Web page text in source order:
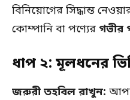
বিনিয়োগের সিদ্ধান্ত
কোম্পানি বা পণ্যের গভীর
ধাপ ২: মূলধনের
জরুরী তহবিল রাখুন: